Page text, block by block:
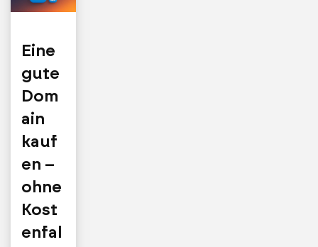
Eine
gute
Dom
ain
kauf
en –
ohne
Kost
enfal